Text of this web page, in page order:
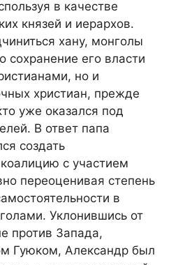
в качестве
князей и иерархов.
хану, монголы
сохранение его власти
но и
христиан, прежде
уже оказался под
В ответ папа
создать
с участием
переоценивая степень
в
Уклонившись от
против Запада,
Гуюком, Александр был